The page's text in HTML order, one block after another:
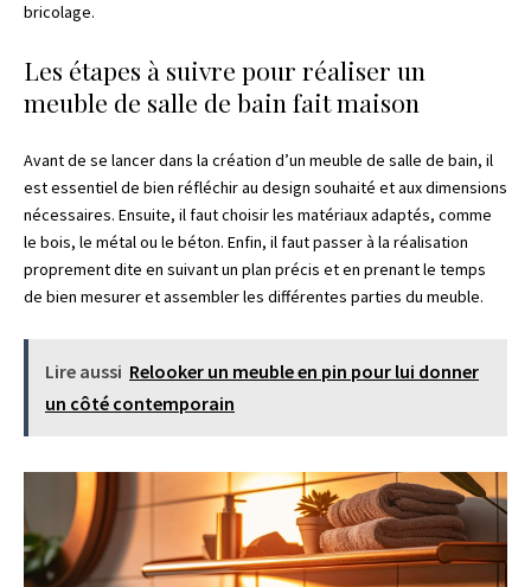
bricolage.
Les étapes à suivre pour réaliser un
meuble de salle de bain fait maison
Avant de se lancer dans la création d’un meuble de salle de bain, il
est essentiel de bien réfléchir au design souhaité et aux dimensions
nécessaires. Ensuite, il faut choisir les matériaux adaptés, comme
le bois, le métal ou le béton. Enfin, il faut passer à la réalisation
proprement dite en suivant un plan précis et en prenant le temps
de bien mesurer et assembler les différentes parties du meuble.
Lire aussi Relooker un meuble en pin pour lui donner
un côté contemporain